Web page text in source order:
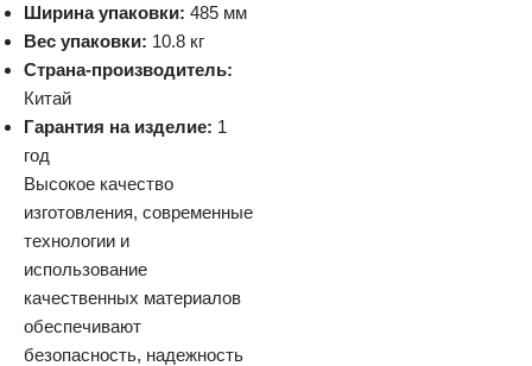
Ширина упаковки: 485 мм
Вес упаковки: 10.8 кг
Страна-производитель:
Китай
Гарантия на изделие: 1
год
Высокое качество
изготовления, современные
технологии и
использование
качественных материалов
обеспечивают
безопасность, надежность